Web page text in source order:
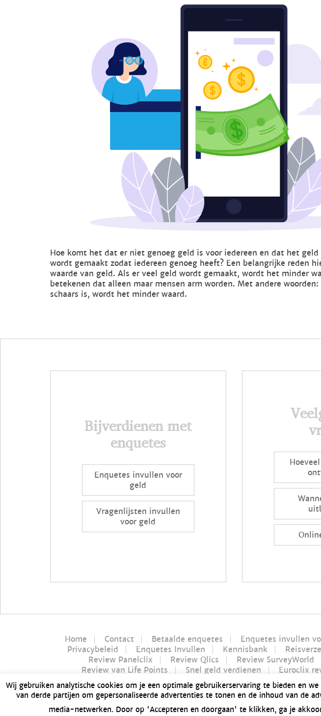
Hoe komt het dat er niet genoeg geld is voor iedereen en dat het
wordt gemaakt zodat iedereen genoeg heeft? Een belangrijke reden
waarde van geld. Als er veel geld wordt gemaakt, wordt het minder
betekenen dat alleen maar mensen arm worden. Met andere
schaars is, wordt het minder waard.
Bijverdienen met
enquetes
Enquetes invullen voor
geld
Vragenlijsten invullen
voor geld
Home Contact Betaalde enquetes Enquetes invullen
Privacybeleid
Enquetes Invullen Kennisbank
Review Panelclix
Review Qlics Review SurveyWorld
Review van Life Points
Snel geld verdienen Euroclix
Nucash review
Futurenet review | Is
Dé Bitvavo review van 2021 | Alles over
GFK Panel review | Is GFK Panel betrouwbaar?
Dé manier om
Wij gebruiken analytische cookies om je een optimale gebruikerservaring te bieden en
van derde partijen om gepersonaliseerde advertenties te tonen en de inhoud van de
media-netwerken. Door op 'Accepteren en doorgaan' te klikken, ga je